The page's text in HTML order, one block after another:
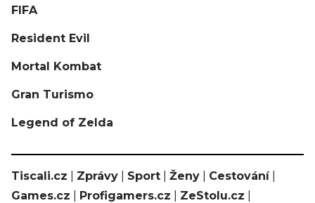
FIFA
Resident Evil
Mortal Kombat
Gran Turismo
Legend of Zelda
Tiscali.cz Zprávy Sport Ženy Cestování|
Games.cz
Profigamers.cz ZeStolu.cz